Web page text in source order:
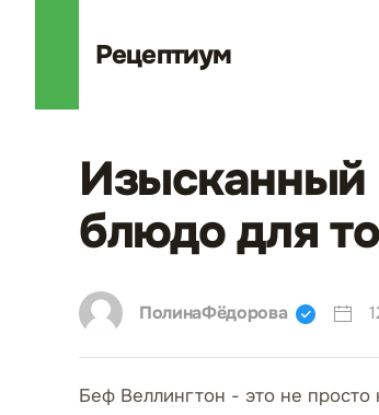
Рецептиум
Изысканный
блюдо для
ПолинаФёдорова
Беф Веллингтон - это не просто